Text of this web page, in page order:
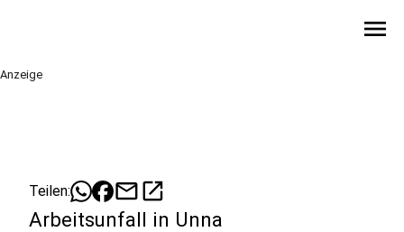
menu
Anzeige
Teilen: mailopen_in_new
Arbeitsunfall in Unna